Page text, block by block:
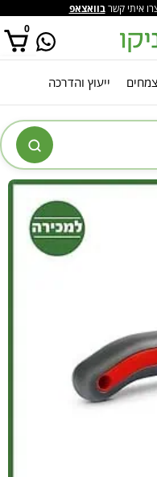
איתי קשרבוואצאפ
0
אין מוצרים בסל הקניות.
ייעוץ והדרכה